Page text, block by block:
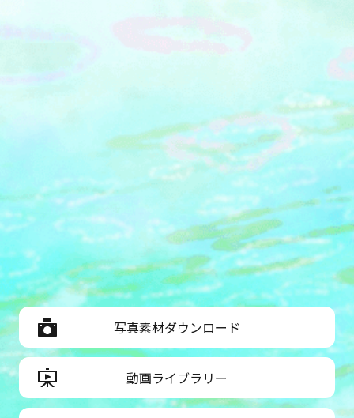
写真素材ダウンロード
動画ライブラリー